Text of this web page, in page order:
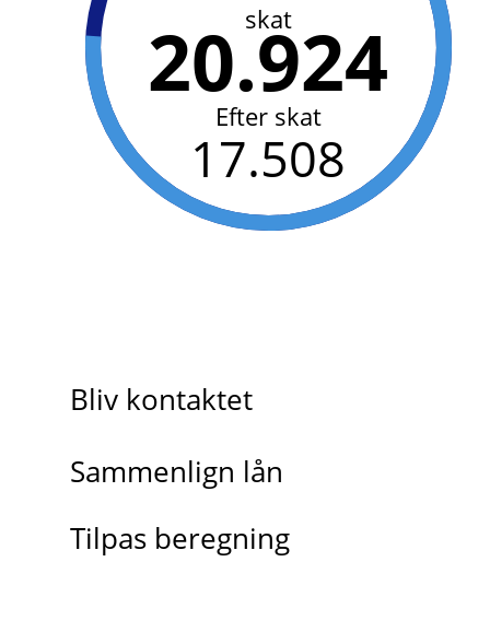
skat
20.924
Efter skat
17.508
Bliv kontaktet
Sammenlign lån
Tilpas beregning